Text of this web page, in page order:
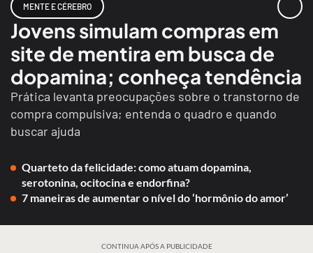
MENTE E CÉREBRO
Jovens simulam compras em
site de mentira em busca de
dopamina; conheça tendência
Prática levanta preocupações sobre o transtorno de
compra compulsiva; entenda o quadro e quando
buscar ajuda
Quarteto da felicidade: como atuam dopamina,
serotonina, ocitocina e endorfina?
7 maneiras de aumentar o nível do ‘hormônio do amor’
CONTINUA APÓS A PUBLICIDADE